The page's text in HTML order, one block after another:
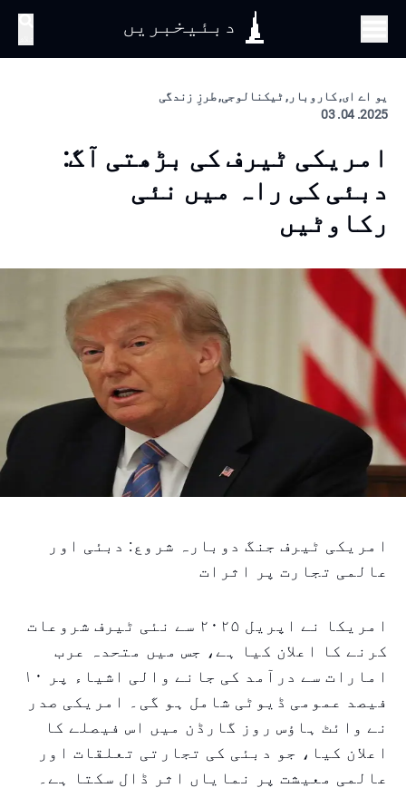
دبئیخبریں
یو اے ای, کاروبار, ٹیکنالوجی, طرزِ زندگی
2025. 04. 03
امریکی ٹیرف کی بڑھتی آگ:
دبئی کی راہ میں نئی
رکاوٹیں
امریکی ٹیرف جنگ دوبارہ شروع: دبئی اور
عالمی تجارت پر اثرات
امریکا نے اپریل ۲۰۲۵ سے نئی ٹیرف شروعات
کرنے کا اعلان کیا ہے، جس میں متحدہ عرب
امارات سے درآمد کی جانے والی اشیاء پر ۱۰
فیصد عمومی ڈیوٹی شامل ہو گی۔ امریکی صدر
نے وائٹ ہاؤس روز گارڈن میں اس فیصلے کا
اعلان کیا، جو دبئی کی تجارتی تعلقات اور
عالمی معیشت پر نمایاں اثر ڈال سکتا ہے۔